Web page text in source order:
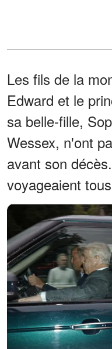
Les fils de la
Edward et le
sa belle-fille,
Wessex, n'ont
avant son
voyageaient